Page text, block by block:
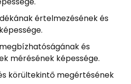
értelmezésének és
és
mérésének képessége.
körültekintő megértésének